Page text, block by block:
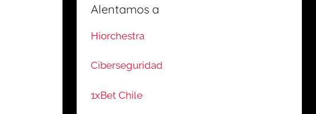
Alentamos a
Hiorchestra
Ciberseguridad
1xBet Chile